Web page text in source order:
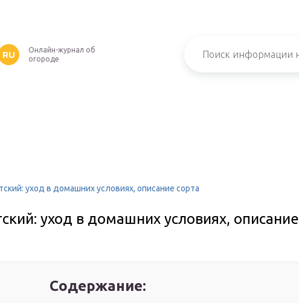
RU
Онлайн-журнал об
огороде
уход в домашних условиях, описание сорта
уход в домашних условиях, описание
Содержание: